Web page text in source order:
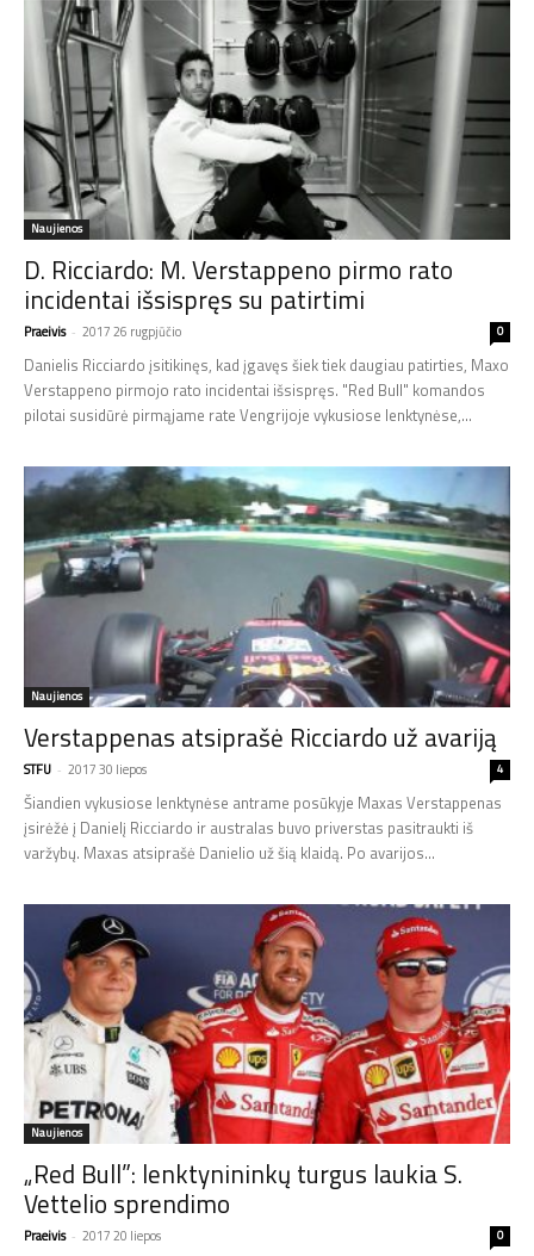
Naujienos
D. Ricciardo: M. Verstappeno pirmo rato
incidentai išsispręs su patirtimi
Praeivis - 2017 26 rugpjūčio 0
Danielis Ricciardo įsitikinęs, kad įgavęs šiek tiek daugiau patirties, Maxo
Verstappeno pirmojo rato incidentai išsispręs. "Red Bull" komandos
pilotai susidūrė pirmąjame rate Vengrijoje vykusiose lenktynėse,...
Naujienos
Verstappenas atsiprašė Ricciardo už avariją
STFU - 2017 30 liepos 4
Šiandien vykusiose lenktynėse antrame posūkyje Maxas Verstappenas
įsirėžė į Danielį Ricciardo ir australas buvo priverstas pasitraukti iš
varžybų. Maxas atsiprašė Danielio už šią klaidą. Po avarijos...
Naujienos
„Red Bull”: lenktynininkų turgus laukia S.
Vettelio sprendimo
Praeivis - 2017 20 liepos 0